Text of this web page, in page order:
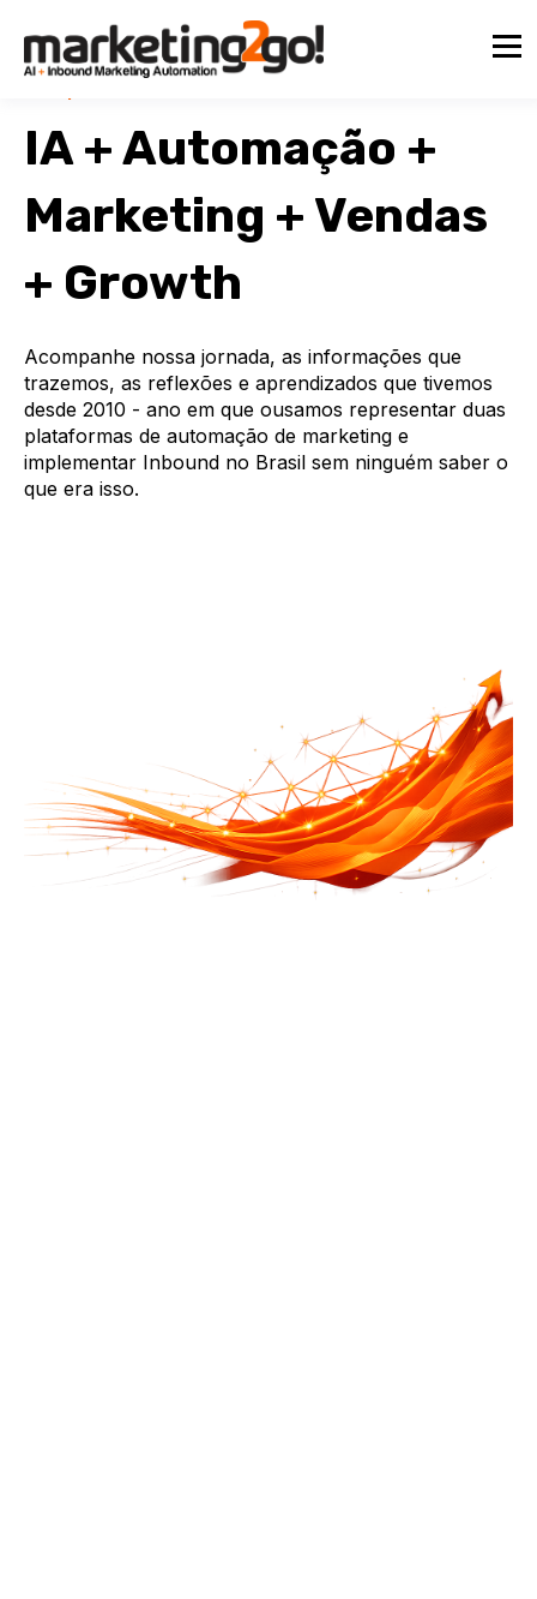
IA + Automação +
Marketing + Vendas
+ Growth
Acompanhe nossa jornada, as informações que
trazemos, as reflexões e aprendizados que tivemos
desde 2010 - ano em que ousamos representar duas
plataformas de automação de marketing e
implementar Inbound no Brasil sem ninguém saber o
que era isso.